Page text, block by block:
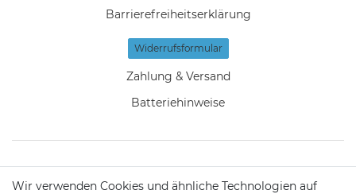
Barrierefreiheitserklärung
Widerrufs­formular
Zahlung & Versand
Batteriehinweise
KONTAKT
Wir verwenden Cookies und ähnliche Technologien auf